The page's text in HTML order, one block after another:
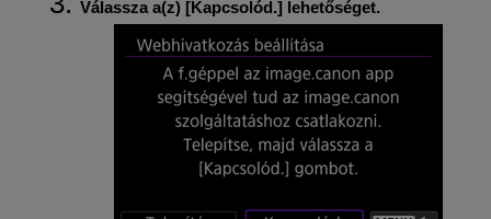
Válassza a(z) [Kapcsolód.] lehetőséget.